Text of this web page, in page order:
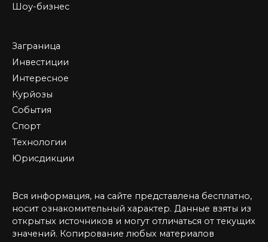
Шоу-бизнес
Заграница
Инвестиции
Интересное
Курйозы
События
Спорт
Технологии
Юрисдикции
Вся информация, на сайте представлена бесплатно,
носит ознакомительный характер. Данные взяты из
открытых источников и могут отличаться от текущих
значений. Копирование любых материалов